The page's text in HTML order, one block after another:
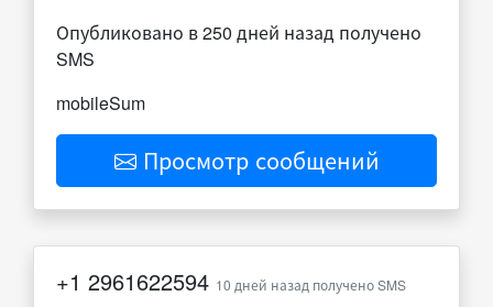
Опубликовано в 250 дней назад получено
SMS
mobileSum
Просмотр сообщений
+1 2961622594 10 дней назад получено SMS